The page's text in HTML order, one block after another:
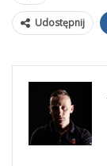
Udostępnij